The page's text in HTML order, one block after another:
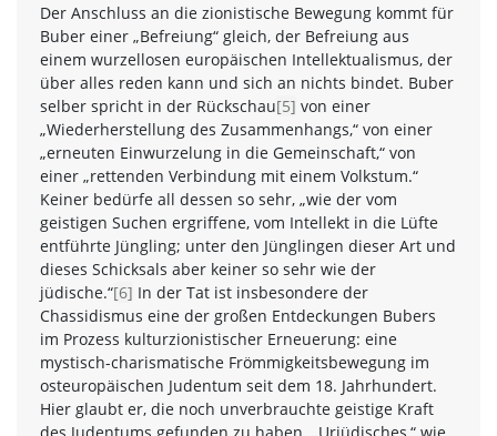
Der Anschluss an die zionistische Bewegung kommt für
Buber einer „Befreiung“ gleich, der Befreiung aus
einem wurzellosen europäischen Intellektualismus, der
über alles reden kann und sich an nichts bindet. Buber
selber spricht in der Rückschau[5] von einer
„Wiederherstellung des Zusammenhangs,“ von einer
„erneuten Einwurzelung in die Gemeinschaft,“ von
einer „rettenden Verbindung mit einem Volkstum.“
Keiner bedürfe all dessen so sehr, „wie der vom
geistigen Suchen ergriffene, vom Intellekt in die Lüfte
entführte Jüngling; unter den Jünglingen dieser Art und
dieses Schicksals aber keiner so sehr wie der
jüdische.“[6] In der Tat ist insbesondere der
Chassidismus eine der großen Entdeckungen Bubers
im Prozess kulturzionistischer Erneuerung: eine
mystisch-charismatische Frömmigkeitsbewegung im
osteuropäischen Judentum seit dem 18. Jahrhundert.
Hier glaubt er, die noch unverbrauchte geistige Kraft